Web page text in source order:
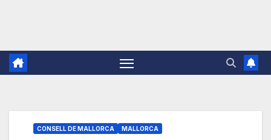
CONSELL DE MALLORCA MALLORCA